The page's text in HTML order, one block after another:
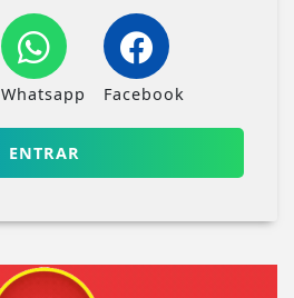
Whatsapp Facebook
ENTRAR